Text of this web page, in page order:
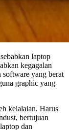
laptop
kegagalan
software yang berat
graphic yang
kelalaian. Harus
bertujuan
dan